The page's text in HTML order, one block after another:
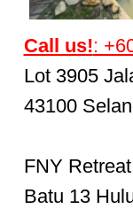
Call us!:
Lot 3905
43100
FNY
Batu 13